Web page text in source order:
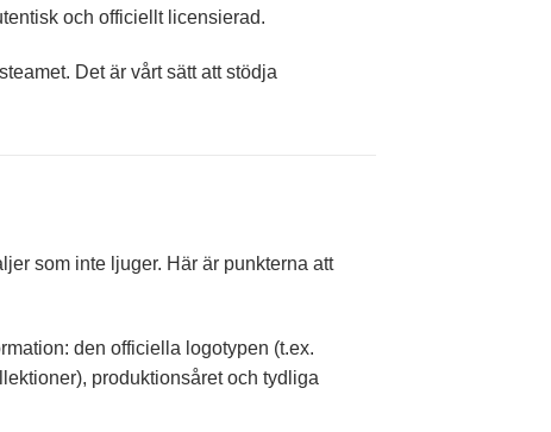
och officiellt licensierad.
Det är vårt sätt att stödja
som inte ljuger. Här är punkterna att
den officiella logotypen (t.ex.
produktionsåret och tydliga